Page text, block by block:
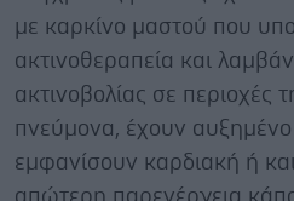
με καρκίνο μαστού που
ακτινοθεραπεία και
ακτινοβολίας σε περιοχές
πνεύμονα, έχουν αυξημένο
εμφανίσουν καρδιακή ή
απώτερη παρενέργεια